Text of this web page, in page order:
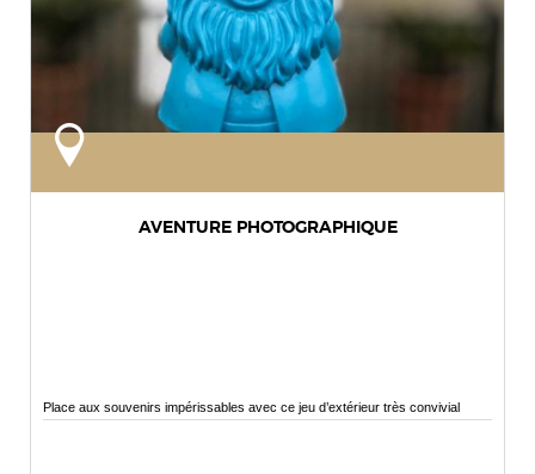
AVENTURE PHOTOGRAPHIQUE
Place aux souvenirs impérissables avec ce jeu d’extérieur très convivial